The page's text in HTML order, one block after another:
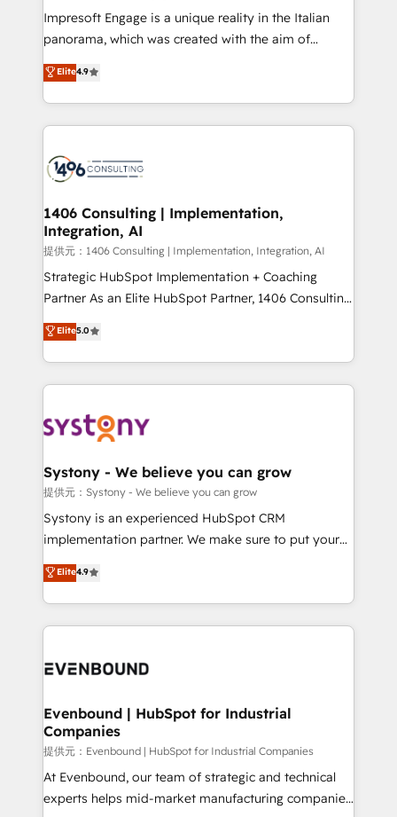
worked 400+ HubSpot customers across industries
but specialise in the more complex projects where
represent key aspects of the project's success.
Impresoft Engage is a unique reality in the Italian
panorama, which was created with the aim of
putting Customer Experience at the center by
creating digital environments capable of integrating
people, processes and data. We offer the best
digital solutions on the market, ranging from CRM
marketing automation to online and offline sales
allowing companies to optimize processes and meet
the needs of the customer. We are part of Impresoft
Group, a group of specialized and complementary
companies that divide their offer into 4
Competence Centers: Smart Manufacturing,
The synergies generated by these integrations,
together with the combination of talents, skills,
to accompany companies on their digital
transformation journey.
Elite4.9
1406 Consulting | Implementation,
Integration, AI
提供元：1406 Consulting | Implementation, Integration, AI
Strategic HubSpot Implementation + Coaching
Partner As an Elite HubSpot Partner, 1406 Consulting
helps mid-market revenue teams transform how
they sell, market, and serve. We don't just build your
HubSpot—we teach your team to own it, then stay
to help you keep winning. What We Do ⚙️ CRM
Data & Content 📈 Sales & Marketing Alignment +
Agent Creation 🔄 Custom Integrations & Data
Migration Why 1406 We become part of your team.
Your team learns while we build. We fix what others
broke. Built for mid-market reality—practical
constraints. By the Numbers 🏆 Top 1% of all
HubSpot partners 🔄 Top 5% globally in client
and sales ops at mid-market companies ready to
Elite5.0
Systony - We believe you can grow
提供元：Systony - We believe you can grow
Systony is an experienced HubSpot CRM
implementation partner. We make sure to put your
organization's needs and goals first and think along
with your organization. We are only satisfied once
you are too. Why Systony? - 20+ years of
experience with CRM, Marketing, Sales & Service
Own back-end developers - Complex data
View, SuperOffice) - Custom integrations (e.g. MS
Business Central, Navision, AX, SAP, Exact, AFAS) We
focus on growing B2B companies in the SME sector
such as manufacturing, SaaS, business services and
wholesaler companies. As an experienced HubSpot
Elite4.9
Evenbound | HubSpot for Industrial
Companies
提供元：Evenbound | HubSpot for Industrial Companies
At Evenbound, our team of strategic and technical
experts helps mid-market manufacturing companies